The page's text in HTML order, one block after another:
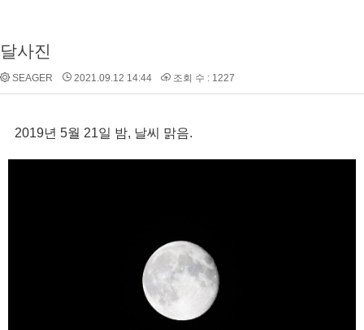
달사진
SEAGER 2021.09.12 14:44 조회 수 : 1227
2019년 5월 21일 밤, 날씨 맑음.